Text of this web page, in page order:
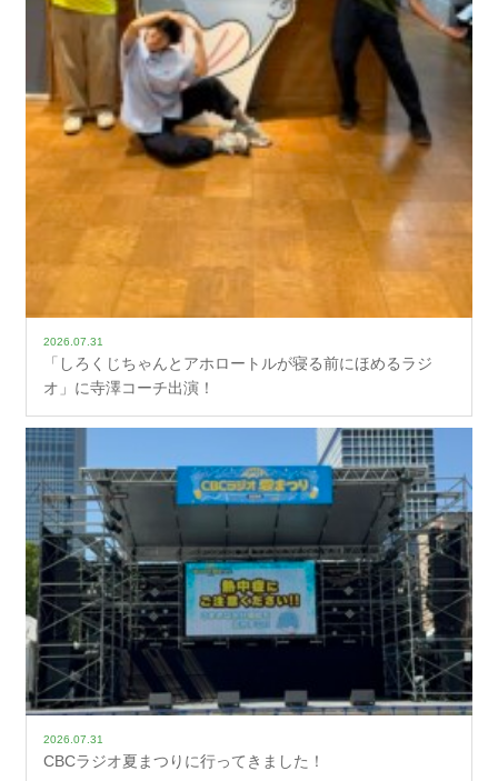
2026.07.31
「しろくじちゃんとアホロートルが寝る前にほめるラジ
オ」に寺澤コーチ出演！
2026.07.31
CBCラジオ夏まつりに行ってきました！